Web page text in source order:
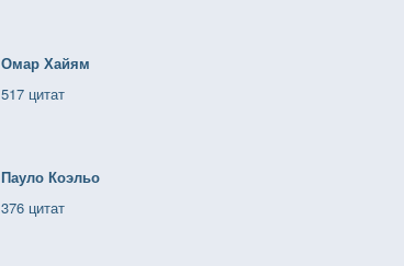
Омар Хайям
517 цитат
Пауло Коэльо
376 цитат